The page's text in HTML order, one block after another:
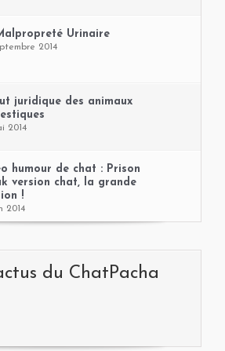
Urinaire
2014
juridique des animaux
2014
humour de chat : Prison
version chat, la grande
!
2014
du ChatPacha